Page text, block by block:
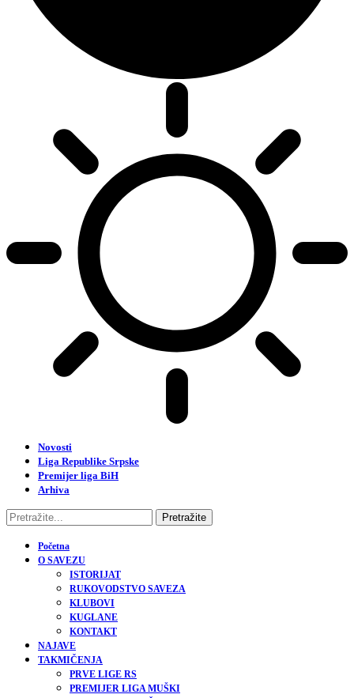
Novosti
Liga Republike Srpske
Premijer liga BiH
Arhiva
Početna
O SAVEZU
ISTORIJAT
RUKOVODSTVO SAVEZA
KLUBOVI
KUGLANE
KONTAKT
NAJAVE
TAKMIČENJA
PRVE LIGE RS
PREMIJER LIGA MUŠKI